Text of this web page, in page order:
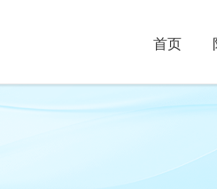
首页